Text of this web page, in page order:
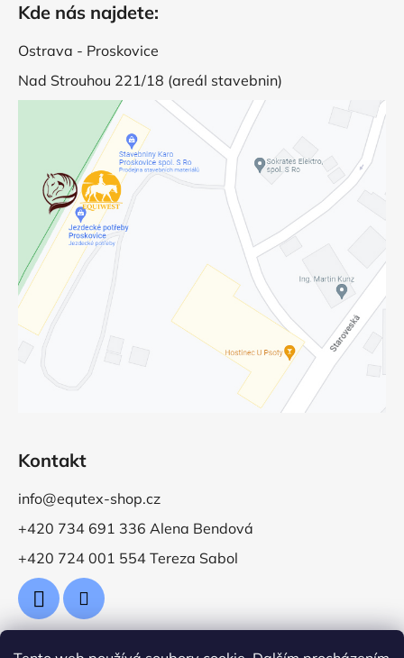
Kde nás najdete:
Ostrava - Proskovice
Nad Strouhou 221/18 (areál stavebnin)
Kontakt
info@equtex-shop.cz
+420 734 691 336 Alena Bendová
+420 724 001 554 Tereza Sabol